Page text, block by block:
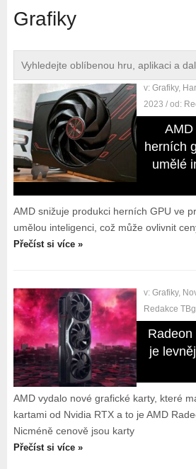
Grafiky
v:Grafiky,
2023 / od:
AMD
herních
umělé
AMD snižuje produkci herních GPU ve
umělou inteligenci, což může ovlivnit
Přečíst si více »
v:Grafiky,
Redakce
je
AMD vydalo nové grafické karty, které
kartami od Nvidia RTX a to je AMD
Nicméně cenově jsou karty
Přečíst si více »